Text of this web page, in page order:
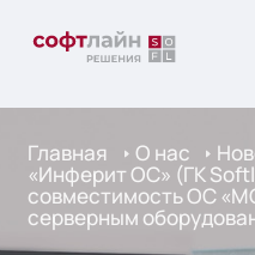
Главная О нас
«Инферит ОС» (ГК
совместимость ОС
серверным